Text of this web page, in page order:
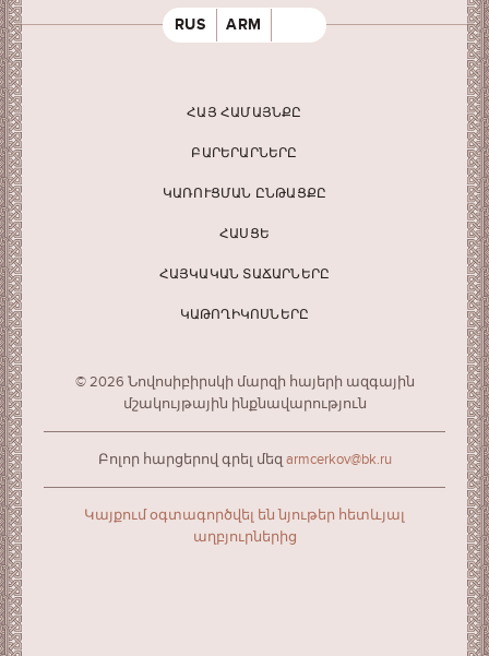
RUS ARM
ՀԱՅ ՀԱՄԱՅՆՔԸ
ԲԱՐԵՐԱՐՆԵՐԸ
ԿԱՌՈՒՑՄԱՆ ԸՆԹԱՑՔԸ
ՀԱՍՑԵ
ՀԱՅԿԱԿԱՆ ՏԱՃԱՐՆԵՐԸ
ԿԱԹՈՂԻԿՈՍՆԵՐԸ
© 2026 Նովոսիբիրսկի մարզի հայերի ազգային
մշակույթային ինքնավարություն
Բոլոր հարցերով գրել մեզ armcerkov@bk.ru
Կայքում օգտագործվել են նյութեր հետևյալ
աղբյուրներից